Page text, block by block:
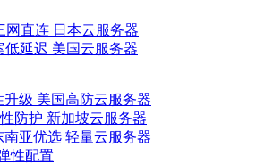
网直连 日本云服务器
低延迟 美国云服务器
升级 美国高防云服务器
防护 新加坡云服务器
南亚优选 轻量云服务器
性配置